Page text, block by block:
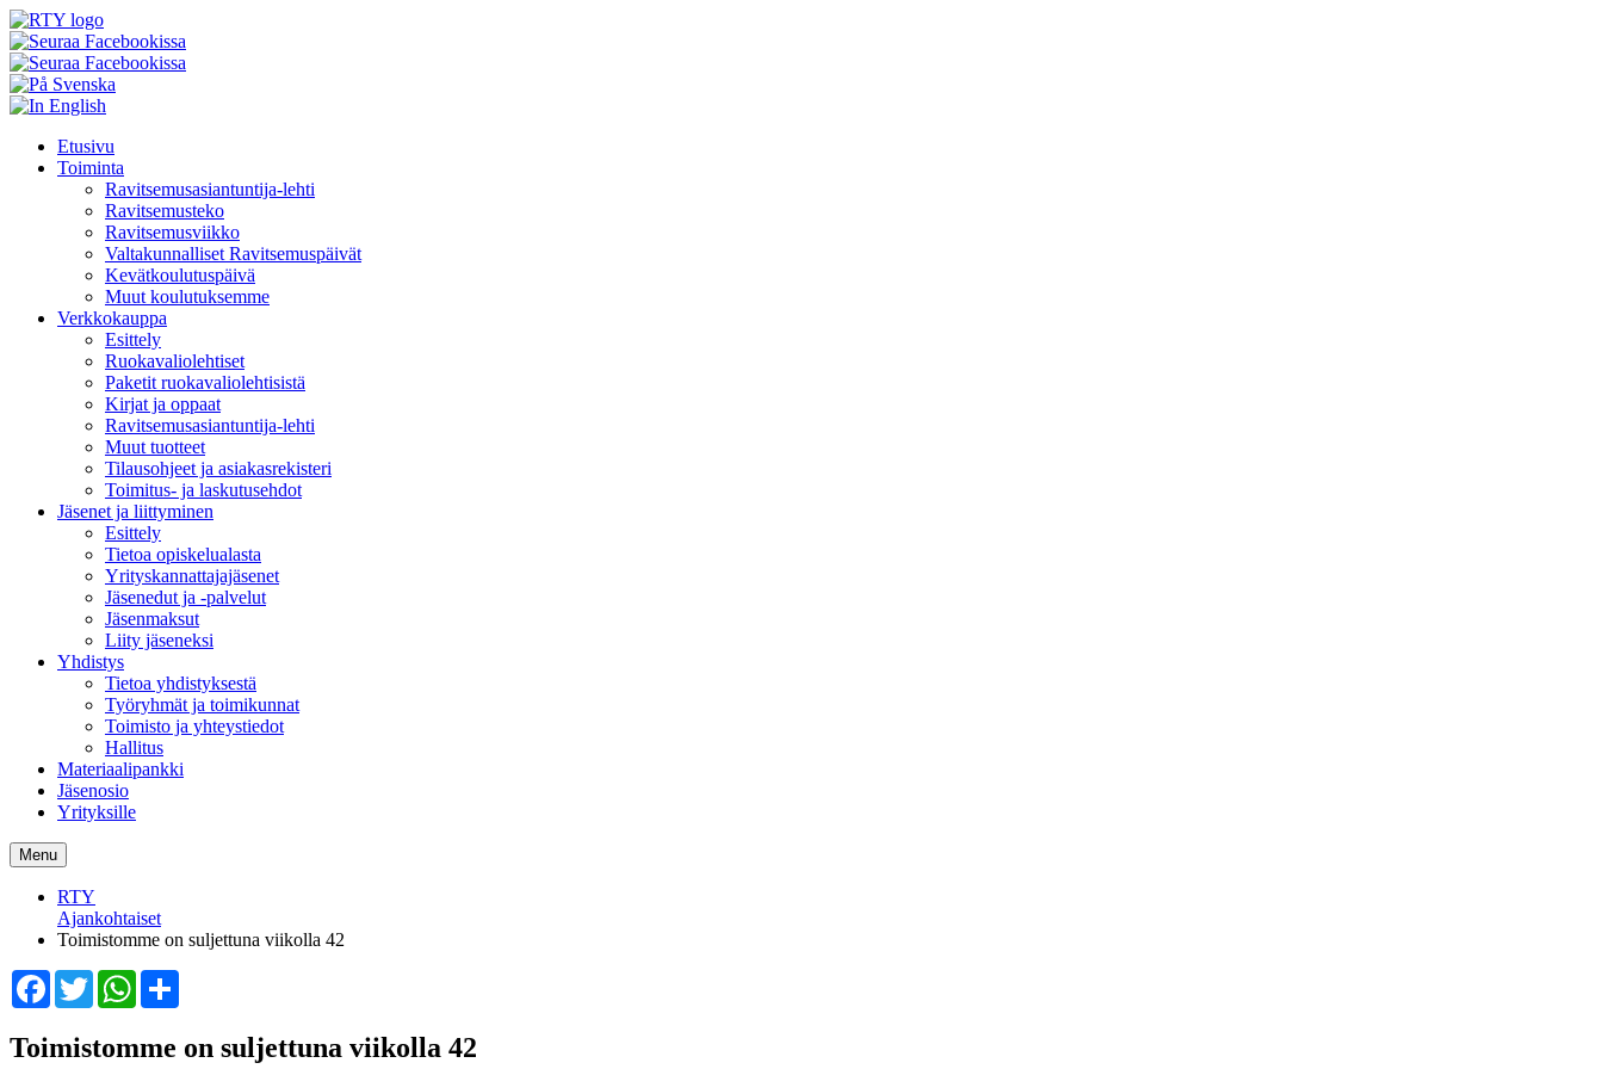
Skip
Etusivu
Toiminta
Ravitsemusasiantuntija-lehti
Ravitsemusteko
Ravitsemusviikko
Valtakunnalliset Ravitsemuspäivät
Kevätkoulutuspäivä
Muut koulutuksemme
Verkkokauppa
Esittely
Ruokavaliolehtiset
Paketit ruokavaliolehtisistä
Kirjat ja oppaat
Ravitsemusasiantuntija-lehti
Muut tuotteet
Tilausohjeet ja asiakasrekisteri
Toimitus- ja laskutusehdot
Jäsenet ja liittyminen
Esittely
Tietoa opiskelualasta
Yrityskannattajajäsenet
Jäsenedut ja -palvelut
Jäsenmaksut
Liity jäseneksi
Yhdistys
Tietoa yhdistyksestä
Työryhmät ja toimikunnat
Toimisto ja yhteystiedot
Hallitus
Materiaalipankki
Jäsenosio
Yrityksille
Menu
RTY
Ajankohtaiset
Toimistomme on suljettuna viikolla 42
Facebook
TwitterWhatsApp
Toimistomme on suljettuna viikolla 42